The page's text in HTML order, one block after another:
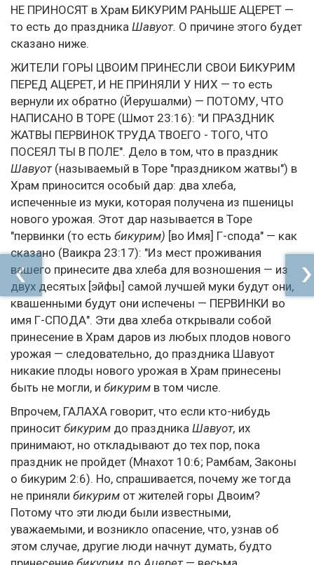
НЕ ПРИНОСЯТ в Храм БИКУРИМ РАНЬШЕ АЦЕРЕТ —
то есть до праздника Шавуот. О причине этого будет
сказано ниже.
ЖИТЕЛИ ГОРЫ ЦВОИМ ПРИНЕСЛИ СВОИ БИКУРИМ
ПЕРЕД АЦЕРЕТ, И НЕ ПРИНЯЛИ У НИХ — то есть
вернули их обратно (Йерушалми) — ПОТОМУ, ЧТО
НАПИСАНО В ТОРЕ (Шмот 23:16): "И ПРАЗДНИК
ЖАТВЫ ПЕРВИНОК ТРУДА ТВОЕГО - ТОГО, ЧТО
ПОСЕЯЛ ТЫ В ПОЛЕ". Дело в том, что в праздник
Шавуот (называемый в Торе "праздником жатвы") в
Храм приносится особый дар: два хлеба,
испеченные из муки, которая получена из пшеницы
нового урожая. Этот дар называется в Торе
"первинки (то есть бикурим) [во Имя] Г-спода" — как
сказано (Ваикра 23:17): "Из мест проживания
вашего принесите два хлеба для возношения — из
двух десятых [эйфы] самой лучшей муки будут они,
квашенными будут они испечены — ПЕРВИНКИ во
имя Г-СПОДА". Эти два хлеба открывали собой
принесение в Храм даров из любых плодов нового
урожая — следовательно, до праздника Шавуот
никакие плоды нового урожая в Храм принесены
быть не могли, и бикурим в том числе.
Впрочем, ГАЛАХА говорит, что если кто-нибудь
приносит бикурим до праздника Шавуот, их
принимают, но откладывают до тех пор, пока
праздник не пройдет (Мнахот 10:6; Рамбам, Законы
о бикурим 2:6). Но, спрашивается, почему же тогда
не приняли бикурим от жителей горы Двоим?
Потому что эти люди были известными,
уважаемыми, и возникло опасение, что, узнав об
этом случае, другие люди начнут думать, будто